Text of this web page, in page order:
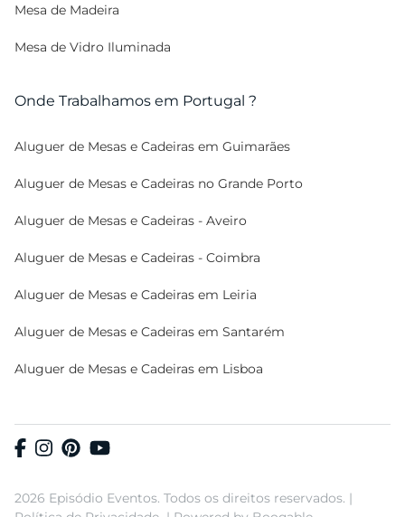
Mesa de Madeira
Mesa de Vidro Iluminada
Onde Trabalhamos em Portugal ?
Aluguer de Mesas e Cadeiras em Guimarães
Aluguer de Mesas e Cadeiras no Grande Porto
Aluguer de Mesas e Cadeiras - Aveiro
Aluguer de Mesas e Cadeiras - Coimbra
Aluguer de Mesas e Cadeiras em Leiria
Aluguer de Mesas e Cadeiras em Santarém
Aluguer de Mesas e Cadeiras em Lisboa
2026 Episódio Eventos. Todos os direitos reservados. |